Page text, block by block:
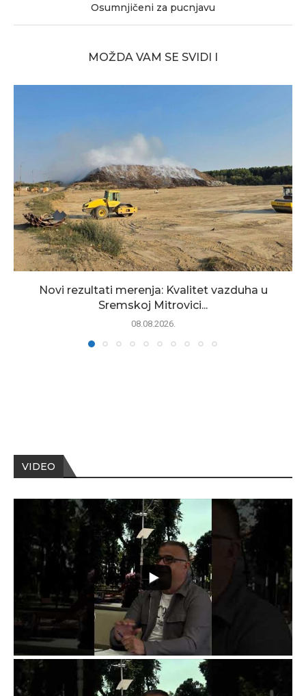
Osumnjičeni za pucnjavu
MOŽDA VAM SE SVIDI I
Novi rezultati merenja: Kvalitet vazduha u
Sremskoj Mitrovici...
08.08.2026.
VIDEO